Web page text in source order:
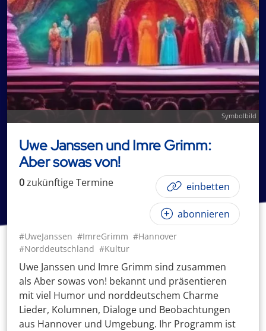
Symbolbild
Uwe Janssen und Imre Grimm:
Aber sowas von!
0zukünftigeTermine einbetten
abonnieren
#UweJanssen #ImreGrimm #Hannover
#Norddeutschland #Kultur
Uwe Janssen und Imre Grimm sind zusammen
als Aber sowas von! bekannt und präsentieren
mit viel Humor und norddeutschem Charme
Lieder, Kolumnen, Dialoge und Beobachtungen
aus Hannover und Umgebung. Ihr Programm ist